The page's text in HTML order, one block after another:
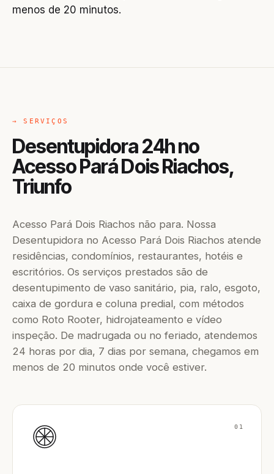
menos de 20 minutos.
→ SERVIÇOS
Desentupidora 24h no
Acesso Pará Dois Riachos,
Triunfo
Acesso Pará Dois Riachos não para. Nossa
Desentupidora no Acesso Pará Dois Riachos atende
residências, condomínios, restaurantes, hotéis e
escritórios. Os serviços prestados são de
desentupimento de vaso sanitário, pia, ralo, esgoto,
caixa de gordura e coluna predial, com métodos
como Roto Rooter, hidrojateamento e vídeo
inspeção. De madrugada ou no feriado, atendemos
24 horas por dia, 7 dias por semana, chegamos em
menos de 20 minutos onde você estiver.
01